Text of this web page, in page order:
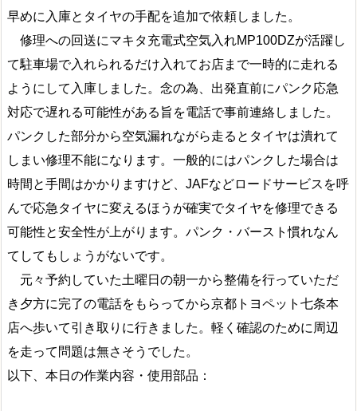
早めに入庫とタイヤの手配を追加で依頼しました。
修理への回送にマキタ充電式空気入れMP100DZが活躍し
て駐車場で入れられるだけ入れてお店まで一時的に走れる
ようにして入庫しました。念の為、出発直前にパンク応急
対応で遅れる可能性がある旨を電話で事前連絡しました。
パンクした部分から空気漏れながら走るとタイヤは潰れて
しまい修理不能になります。一般的にはパンクした場合は
時間と手間はかかりますけど、JAFなどロードサービスを呼
んで応急タイヤに変えるほうが確実でタイヤを修理できる
可能性と安全性が上がります。パンク・バースト慣れなん
てしてもしょうがないです。
元々予約していた土曜日の朝一から整備を行っていただ
き夕方に完了の電話をもらってから京都トヨペット七条本
店へ歩いて引き取りに行きました。軽く確認のために周辺
を走って問題は無さそうでした。
以下、本日の作業内容・使用部品：